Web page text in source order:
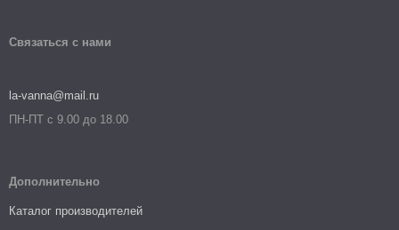
Связаться с нами
la-vanna@mail.ru
ПН-ПТ с 9.00 до 18.00
Дополнительно
Каталог производителей